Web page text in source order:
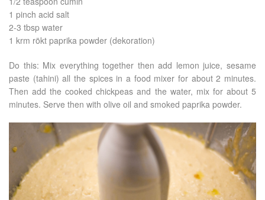
1 pinch acid salt
2-3 tbsp water
1 krm rökt paprika powder (dekoration)
Do this: Mix everything together then add lemon juice, sesame
paste (tahini) all the spices in a food mixer for about 2 minutes.
Then add the cooked chickpeas and the water, mix for about 5
minutes. Serve then with olive oil and smoked paprika powder.